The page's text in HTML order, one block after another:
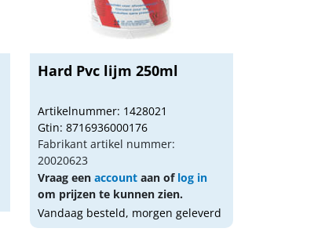
Hard Pvc lijm 250ml
Artikelnummer: 1428021
Gtin: 8716936000176
Fabrikant artikel nummer:
20020623
Vraag eenaccount aan of log in
om prijzen te kunnen zien.
Vandaag besteld, morgen geleverd